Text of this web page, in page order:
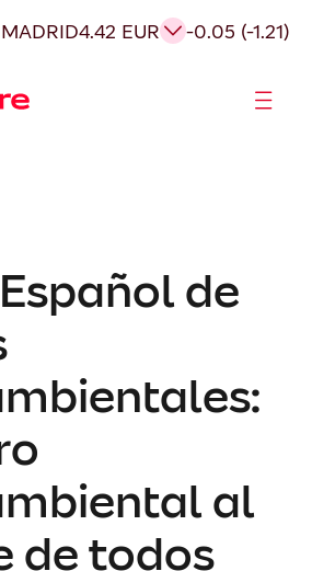
MADRID4.42 EUR -0.05 (-1.21)
de
al
de todos